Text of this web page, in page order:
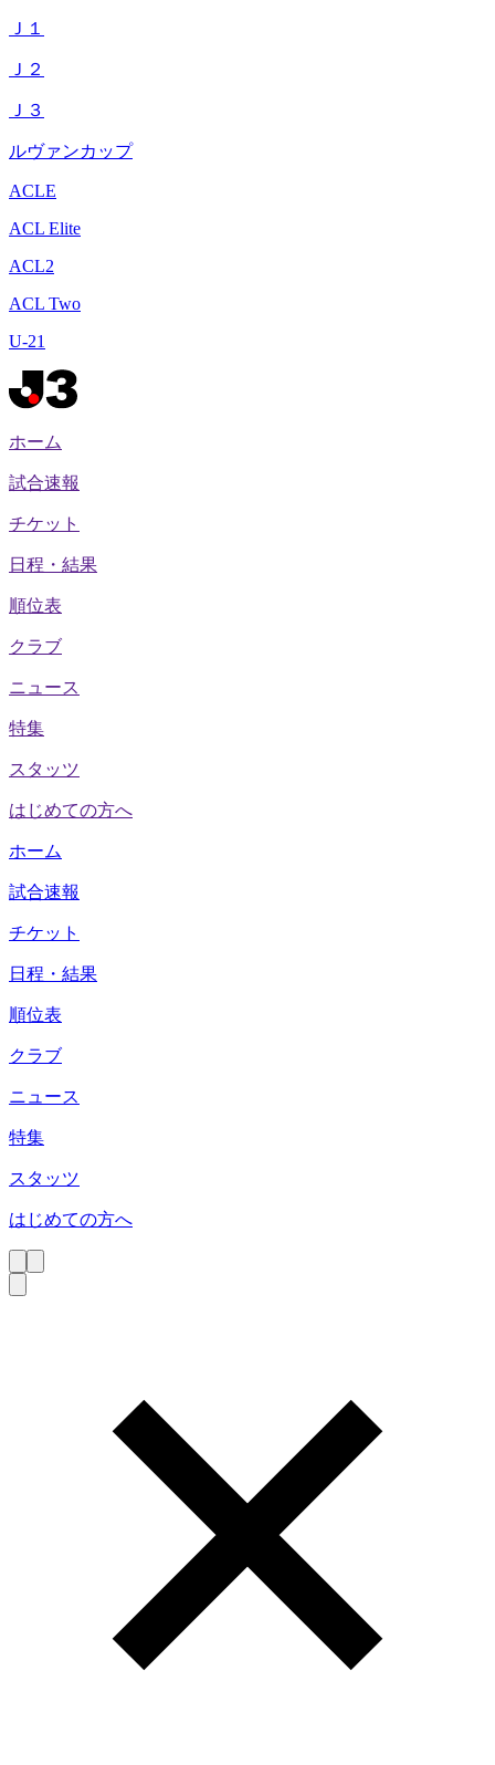
Ｊ１
Ｊ２
Ｊ３
ルヴァンカップ
ACLE
ACL Elite
ACL2
ACL Two
U-21
ホーム
試合速報
チケット
日程・結果
順位表
クラブ
ニュース
特集
スタッツ
はじめての方へ
ホーム
試合速報
チケット
日程・結果
順位表
クラブ
ニュース
特集
スタッツ
はじめての方へ